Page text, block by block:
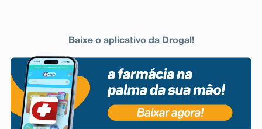
Baixe o aplicativo da Drogal!